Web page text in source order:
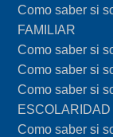
Como saber si
FAMILIAR
Como saber si
Como saber si
Como saber si
ESCOLARIDAD
Como saber si